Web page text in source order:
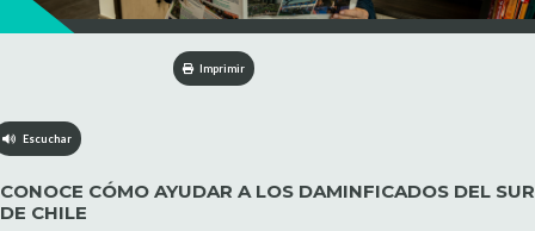
Imprimir
Escuchar
CONOCE CÓMO AYUDAR A LOS DAMINFICADOS DEL SUR
DE CHILE